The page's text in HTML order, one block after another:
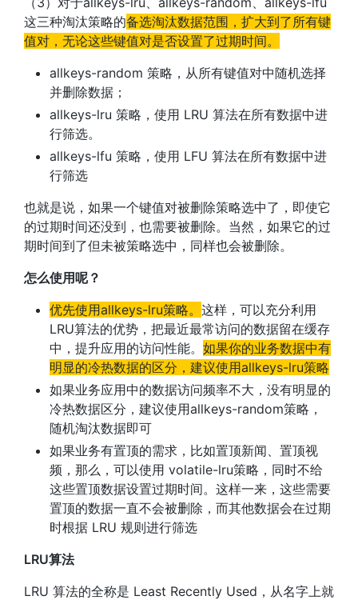
这三种淘汰策略的备选淘汰数据范围，扩大到了所有键
值对，无论这些键值对是否设置了过期时间。
allkeys-random 策略，从所有键值对中随机选择
并删除数据；
allkeys-lru 策略，使用 LRU 算法在所有数据中进
行筛选。
allkeys-lfu 策略，使用 LFU 算法在所有数据中进
行筛选
也就是说，如果一个键值对被删除策略选中了，即使它
的过期时间还没到，也需要被删除。当然，如果它的过
期时间到了但未被策略选中，同样也会被删除。
怎么使用呢？
优先使用allkeys-lru策略。 这样，可以充分利用
LRU算法的优势，把最近最常访问的数据留在缓存
中，提升应用的访问性能。 如果你的业务数据中有
明显的冷热数据的区分，建议使用allkeys-lru策略
如果业务应用中的数据访问频率不大，没有明显的
冷热数据区分，建议使用allkeys-random策略，
随机淘汰数据即可
如果业务有置顶的需求，比如置顶新闻、置顶视
频，那么，可以使用 volatile-lru策略，同时不给
这些置顶数据设置过期时间。这样一来，这些需要
置顶的数据一直不会被删除，而其他数据会在过期
时根据 LRU 规则进行筛选
LRU算法
LRU 算法的全称是 Least Recently Used，从名字上就